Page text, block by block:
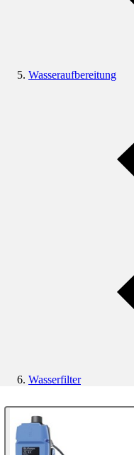
Wasseraufbereitung
Wasserfilter